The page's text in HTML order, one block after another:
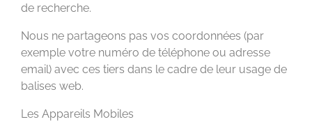
de recherche.
Nous ne partageons pas vos coordonnées (par
exemple votre numéro de téléphone ou adresse
email) avec ces tiers dans le cadre de leur usage de
balises web.
Les Appareils Mobiles